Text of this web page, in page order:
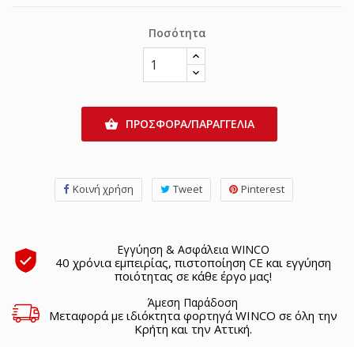
Ποσότητα
 ΠΡΟΣΦΟΡΑ/ΠΑΡΑΓΓΕΛΙΑ
Κοινή χρήση Tweet Pinterest
Εγγύηση & Ασφάλεια WINCO
40 χρόνια εμπειρίας, πιστοποίηση CE και εγγύηση
ποιότητας σε κάθε έργο μας!
Άμεση Παράδοση
Μεταφορά με ιδιόκτητα φορτηγά WINCO σε όλη την
Κρήτη και την Αττική.